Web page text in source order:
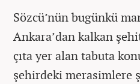
Sözcü’nün bugünkü
Ankara’dan kalkan
çıta yer alan tabuta
şehirdeki merasimlere